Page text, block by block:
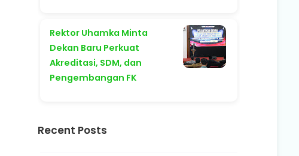
Rektor Uhamka Minta
Dekan Baru Perkuat
Akreditasi, SDM, dan
Pengembangan FK
Recent Posts